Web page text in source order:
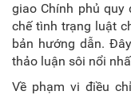
giao Chính phủ
chế tình trạng luật
bản hướng dẫn.
thảo luận sôi nổi
Về phạm vi điều